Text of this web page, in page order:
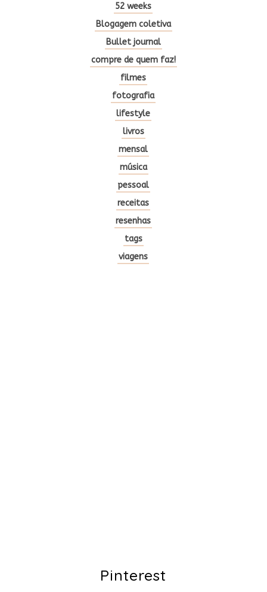
52 weeks
Blogagem coletiva
Bullet journal
compre de quem faz!
filmes
fotografia
lifestyle
livros
mensal
música
pessoal
receitas
resenhas
tags
viagens
Pinterest